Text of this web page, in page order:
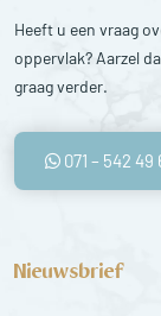
Heeft u een vraag
oppervlak? Aarzel
graag verder.
071 – 542 49
Nieuwsbrief